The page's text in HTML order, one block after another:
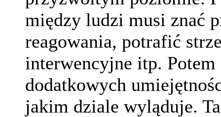
między ludzi musi znać
reagowania, potrafić
interwencyjne itp.
dodatkowych
jakim dziale wyląduje.